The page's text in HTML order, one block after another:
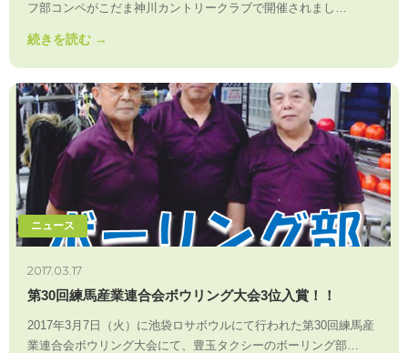
フ部コンペがこだま神川カントリークラブで開催されまし…
続きを読む →
ニュース
2017.03.17
第30回練馬産業連合会ボウリング大会3位入賞！！
2017年3月7日（火）に池袋ロサボウルにて行われた第30回練馬産
業連合会ボウリング大会にて、豊玉タクシーのボーリング部…